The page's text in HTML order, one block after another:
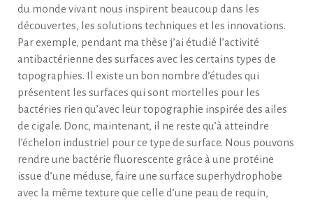
du monde vivant nous inspirent beaucoup dans les
découvertes, les solutions techniques et les innovations.
Par exemple, pendant ma thèse j’ai étudié l’activité
antibactérienne des surfaces avec les certains types de
topographies. Il existe un bon nombre d’études qui
présentent les surfaces qui sont mortelles pour les
bactéries rien qu’avec leur topographie inspirée des ailes
de cigale. Donc, maintenant, il ne reste qu’à atteindre
l’échelon industriel pour ce type de surface. Nous pouvons
rendre une bactérie fluorescente grâce à une protéine
issue d’une méduse, faire une surface superhydrophobe
avec la même texture que celle d’une peau de requin,